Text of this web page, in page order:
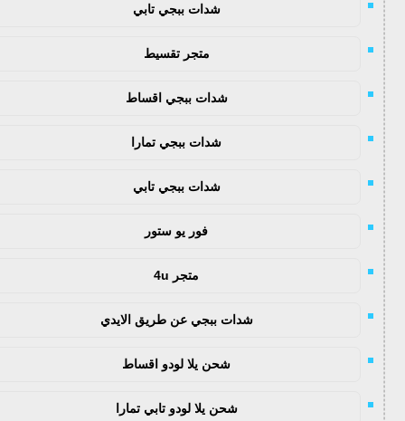
شدات ببجي تابي
متجر تقسيط
شدات ببجي اقساط
شدات ببجي تمارا
شدات ببجي تابي
فور يو ستور
متجر 4u
شدات ببجي عن طريق الايدي
شحن يلا لودو اقساط
شحن يلا لودو تابي تمارا